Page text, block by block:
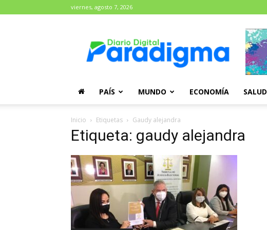
viernes, agosto 7, 2026
Paradigma
PAÍS MUNDO ECONOMÍA SALUD
Inicio Etiquetas Gaudy alejandra
Etiqueta: gaudy alejandra